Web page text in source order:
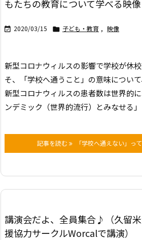
もたちの教育について学べる映
 2020/03/15  子ども・教育 , 映像
新型コロナウィルスの影響で学校が休
そ、「学校へ通うこと」の意味につい
新型コロナウィルスの患者数は世界的
ンデミック（世界的流行）とみなせる
記事を読む 「学校へ通えない」っ
講演会だよ、全員集合♪（久留
援協力サークルWorcalで講演）